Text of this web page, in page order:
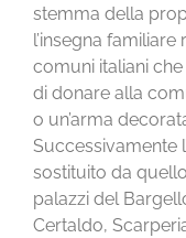
stemma della
l’insegna
comuni italiani
di donare alla
o un’arma
Successivamente
sostituito da
palazzi del
Certaldo,